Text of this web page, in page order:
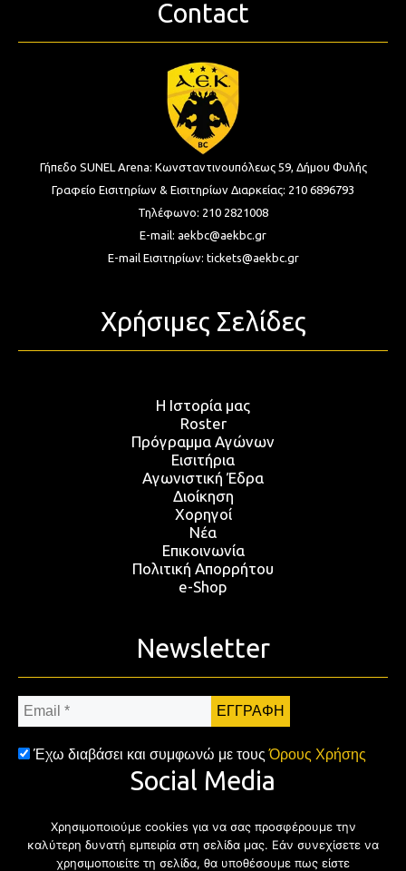
Contact
Γήπεδο SUNEL Arena: Κωνσταντινουπόλεως 59, Δήμου Φυλής
Γραφείο Εισιτηρίων & Εισιτηρίων Διαρκείας: 210 6896793
Τηλέφωνο: 210 2821008
E-mail: aekbc@aekbc.gr
E-mail Εισιτηρίων: tickets@aekbc.gr
Χρήσιμες Σελίδες
Η Ιστορία μας
Roster
Πρόγραμμα Αγώνων
Εισιτήρια
Αγωνιστική Έδρα
Διοίκηση
Χορηγοί
Νέα
Επικοινωνία
Πολιτική Απορρήτου
e-Shop
Newsletter
Email
*
Έχω διαβάσει και συμφωνώ με τουςΌρους Χρήσης
Social Media
FacebookTwitter Instagram
Χρησιμοποιούμε cookies για να σας προσφέρουμε την
καλύτερη δυνατή εμπειρία στη σελίδα μας. Εάν συνεχίσετε να
χρησιμοποιείτε τη σελίδα, θα υποθέσουμε πως είστε